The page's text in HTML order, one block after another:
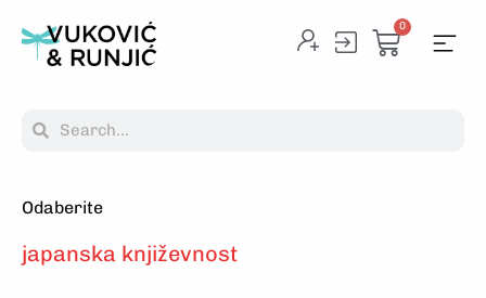
0
Odaberite
japanska književnost